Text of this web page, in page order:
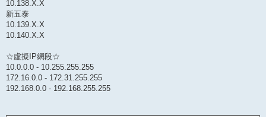
10.138.X.X
新五泰
10.139.X.X
10.140.X.X
☆虛擬IP網段☆
10.0.0.0 - 10.255.255.255
172.16.0.0 - 172.31.255.255
192.168.0.0 - 192.168.255.255